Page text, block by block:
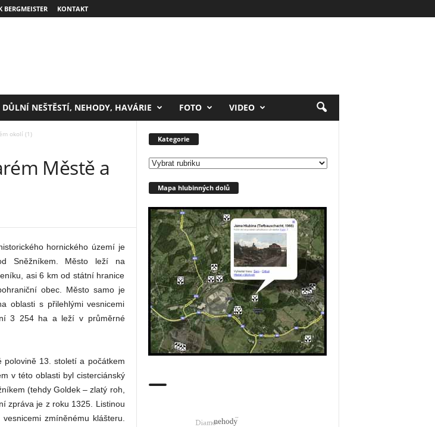
BERGMEISTER KONTAKT
DŮLNÍ NEŠTĚSTÍ, NEHODY, HAVÁRIE FOTO VIDEO
okolí (1)
Městě a
hornického území je
Sněžníkem. Město leží na
asi 6 km od státní hranice
obec. Město samo je
oblasti s přilehlými vesnicemi
3 254 ha a leží v průměrné
13. století a počátkem
v této oblasti byl cisterciánský
(tehdy Goldek – zlatý roh,
zpráva je z roku 1325. Listinou
zmíněnému klášteru.
Kategorie
Kategorie
Mapa hlubinných dolů